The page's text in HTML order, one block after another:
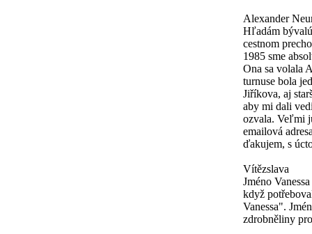
Alexander
Hľadám
cestnom
1985 sme
Ona sa volala
turnuse bola
Jiříkova, aj
aby mi dali
ozvala. Veľmi
emailová
ďakujem, s
Vítězslava
Jméno
když
Vanessa".
zdrobněliny